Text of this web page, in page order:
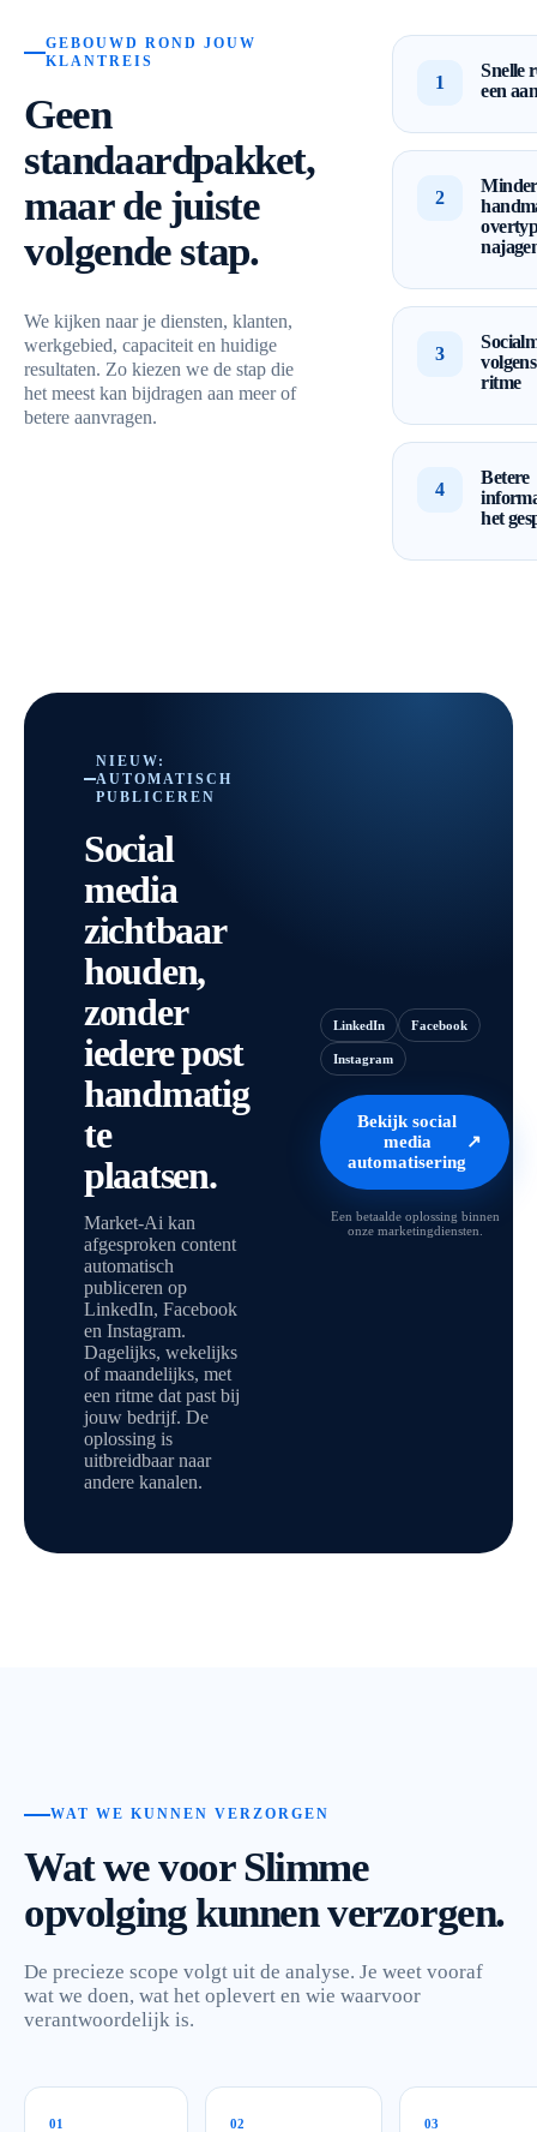
GEBOUWD ROND JOUW
KLANTREIS
Geen
standaardpakket,
maar de juiste
volgende stap.
We kijken naar je diensten, klanten,
werkgebied, capaciteit en huidige
resultaten. Zo kiezen we de stap die
het meest kan bijdragen aan meer of
betere aanvragen.
1
Snelle
een
2
Minder
3
ritme
4
Betere
het
NIEUW:
AUTOMATISCH
PUBLICEREN
Social
media
zichtbaar
houden,
zonder
iedere post
handmatig
te
plaatsen.
Market-Ai kan
afgesproken content
automatisch
publiceren op
LinkedIn, Facebook
en Instagram.
Dagelijks, wekelijks
of maandelijks, met
een ritme dat past bij
jouw bedrijf. De
oplossing is
uitbreidbaar naar
andere kanalen.
LinkedIn Facebook
Instagram
Bekijk social
media
automatisering
↗
Een betaalde oplossing binnen
onze marketingdiensten.
WAT WE KUNNEN VERZORGEN
Wat we voor Slimme
opvolging kunnen verzorgen.
De precieze scope volgt uit de analyse. Je weet vooraf
wat we doen, wat het oplevert en wie waarvoor
verantwoordelijk is.
01 02 03